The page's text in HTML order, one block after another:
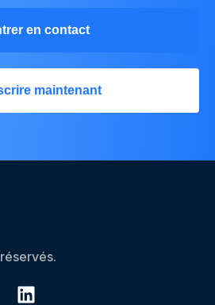
en contact
maintenant